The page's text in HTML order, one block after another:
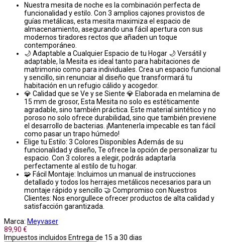
Nuestra mesita de noche es la combinación perfecta de
funcionalidad y estilo. Con 3 amplios cajones provistos de
guías metálicas, esta mesita maximiza el espacio de
almacenamiento, asegurando una fácil apertura con sus
modernos tiradores rectos que añaden un toque
contemporáneo.
🌙 Adaptable a Cualquier Espacio de tu Hogar 🌙 Versátil y
adaptable, la Mesita es ideal tanto para habitaciones de
matrimonio como para individuales. Crea un espacio funcional
y sencillo, sin renunciar al diseño que transformará tu
habitación en un refugio cálido y acogedor.
💎 Calidad que se Ve y se Siente 💎 Elaborada en melamina de
15 mm de grosor, Esta Mesita no solo es estéticamente
agradable, sino también práctica. Este material sintético y no
poroso no solo ofrece durabilidad, sino que también previene
el desarrollo de bacterias. ¡Mantenerla impecable es tan fácil
como pasar un trapo húmedo!
Elige tu Estilo: 3 Colores Disponibles Además de su
funcionalidad y diseño, Te ofrece la opción de personalizar tu
espacio. Con 3 colores a elegir, podrás adaptarla
perfectamente al estilo de tu hogar.
🧩 Fácil Montaje: Incluimos un manual de instrucciones
detallado y todos los herrajes metálicos necesarios para un
montaje rápido y sencillo 🤝 Compromiso con Nuestros
Clientes: Nos enorgullece ofrecer productos de alta calidad y
satisfacción garantizada.
Marca: Meyvaser
89,90 €
Impuestos incluidos Entrega de 15 a 30 dias